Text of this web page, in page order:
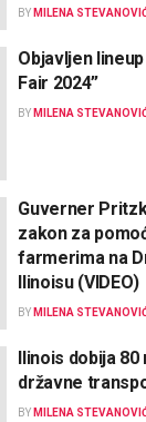
BY MILENA
Objavljen
Fair 2024”
BY MILENA
Guverner
zakon za
farmerima na
Ilinoisu (VIDEO)
BY MILENA
Ilinois dobija
državne
BY MILENA